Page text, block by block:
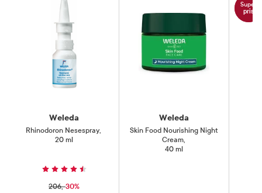
Weleda
Rhinodoron Nesespray,
20 ml
206,-30%
Weleda
Skin Food Nourishing Night
Cream,
40 ml
Super
pris